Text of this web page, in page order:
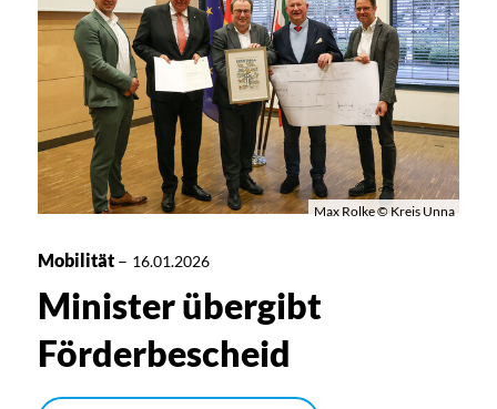
Max Rolke © Kreis Unna
Mobilität– 16.01.2026
Minister übergibt
Förderbescheid